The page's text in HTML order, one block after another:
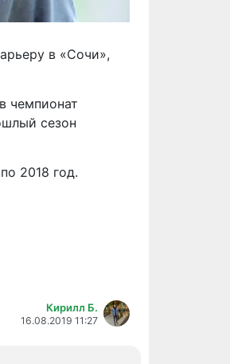
в «Сочи»,
чемпионат
сезон
2018 год.
Кирилл Б.
16.08.2019 11:27